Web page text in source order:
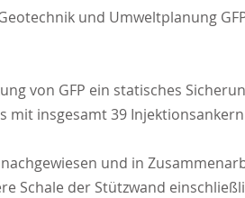
und Umweltplanung
von GFP ein statisches
insgesamt 39
und in
Schale der Stützwand